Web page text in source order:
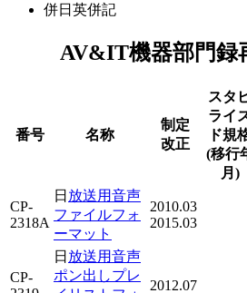
併日英併記
AV&IT機器部門録
番号 名称
制定
改正
スタ
ライ
ド規
(移行
月)
CP-
2318A
日 放送用音声
ファイルフォ
ーマット
2010.03
2015.03
CP-
日 放送用音声
ポン出しプレ
2012.07